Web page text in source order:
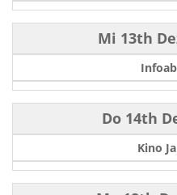
Mi 13th
Do 14th
Kino